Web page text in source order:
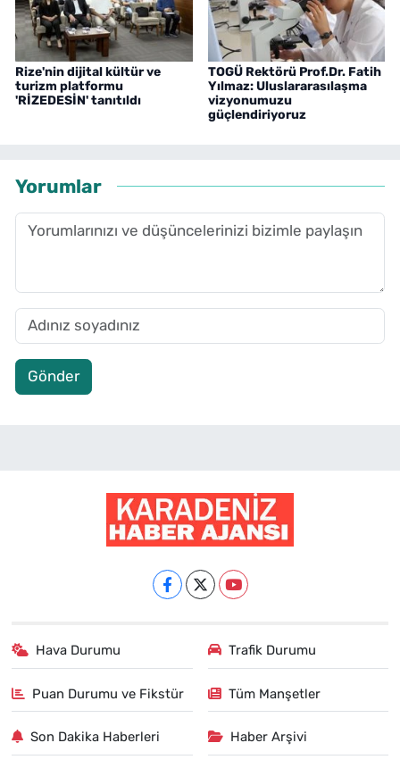
Rize'nin dijital kültür ve
turizm platformu
'RİZEDESİN' tanıtıldı
TOGÜ Rektörü Prof.Dr. Fatih
Yılmaz: Uluslararasılaşma
vizyonumuzu
güçlendiriyoruz
Yorumlar
Gönder
Hava Durumu Trafik Durumu
Puan Durumu ve Fikstür Tüm Manşetler
Son Dakika Haberleri Haber Arşivi